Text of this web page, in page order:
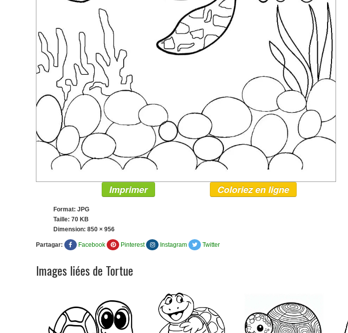
Imprimer Coloriez en ligne
Format: JPG
Taille: 70 KB
Dimension: 850 × 956
Partagar: Facebook Pinterest Instagram Twitter
Images liées de Tortue